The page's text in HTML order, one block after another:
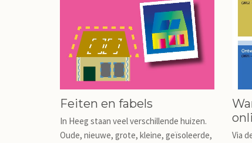
Feiten en fabels
In Heeg staan veel verschillende huizen.
Oude, nieuwe, grote, kleine, geïsoleerde,
Via